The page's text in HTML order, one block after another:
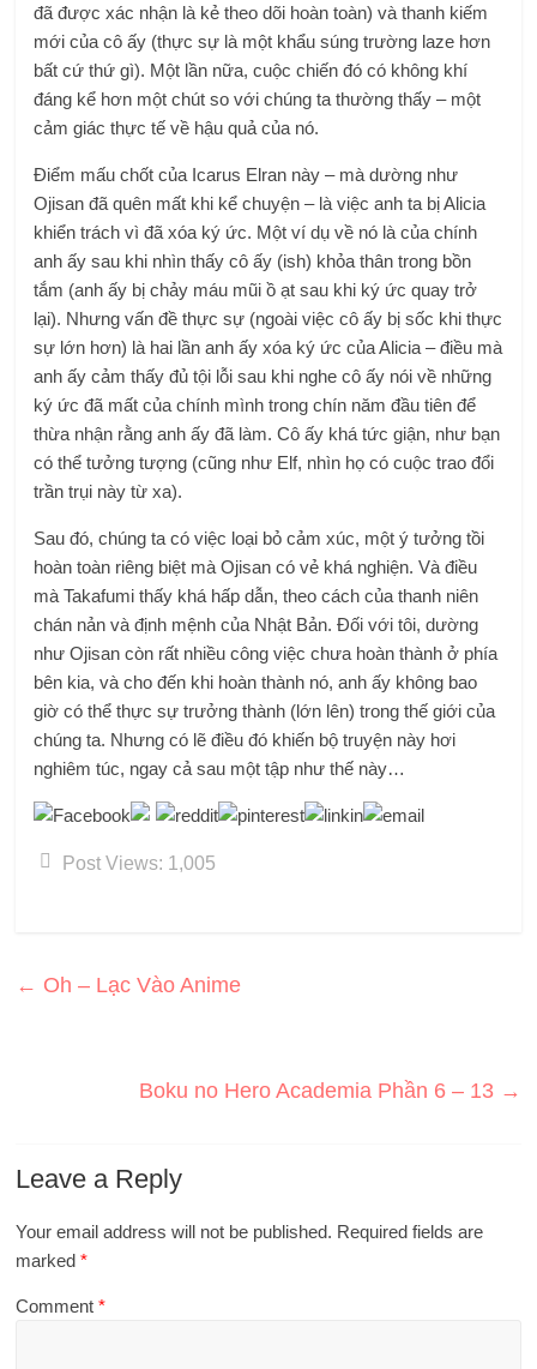
đã được xác nhận là kẻ theo dõi hoàn toàn) và thanh kiếm
mới của cô ấy (thực sự là một khẩu súng trường laze hơn
bất cứ thứ gì). Một lần nữa, cuộc chiến đó có không khí
đáng kể hơn một chút so với chúng ta thường thấy – một
cảm giác thực tế về hậu quả của nó.
Điểm mấu chốt của Icarus Elran này – mà dường như
Ojisan đã quên mất khi kể chuyện – là việc anh ta bị Alicia
khiển trách vì đã xóa ký ức. Một ví dụ về nó là của chính
anh ấy sau khi nhìn thấy cô ấy (ish) khỏa thân trong bồn
tắm (anh ấy bị chảy máu mũi ồ ạt sau khi ký ức quay trở
lại). Nhưng vấn đề thực sự (ngoài việc cô ấy bị sốc khi thực
sự lớn hơn) là hai lần anh ấy xóa ký ức của Alicia – điều mà
anh ấy cảm thấy đủ tội lỗi sau khi nghe cô ấy nói về những
ký ức đã mất của chính mình trong chín năm đầu tiên để
thừa nhận rằng anh ấy đã làm. Cô ấy khá tức giận, như bạn
có thể tưởng tượng (cũng như Elf, nhìn họ có cuộc trao đổi
trần trụi này từ xa).
Sau đó, chúng ta có việc loại bỏ cảm xúc, một ý tưởng tồi
hoàn toàn riêng biệt mà Ojisan có vẻ khá nghiện. Và điều
mà Takafumi thấy khá hấp dẫn, theo cách của thanh niên
chán nản và định mệnh của Nhật Bản. Đối với tôi, dường
như Ojisan còn rất nhiều công việc chưa hoàn thành ở phía
bên kia, và cho đến khi hoàn thành nó, anh ấy không bao
giờ có thể thực sự trưởng thành (lớn lên) trong thế giới của
chúng ta. Nhưng có lẽ điều đó khiến bộ truyện này hơi
nghiêm túc, ngay cả sau một tập như thế này…
Post Views: 1,005
← Oh – Lạc Vào Anime
Boku no Hero Academia Phần 6 – 13 →
Leave a Reply
Your email address will not be published. Required fields are
marked*
Comment*